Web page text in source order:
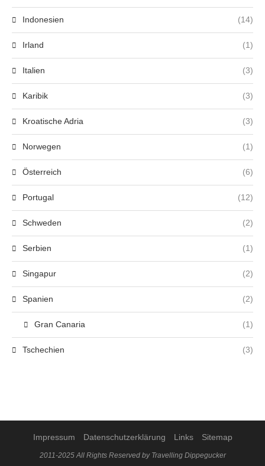
Indonesien (14)
Irland (1)
Italien (3)
Karibik (3)
Kroatische Adria (3)
Norwegen (1)
Österreich (6)
Portugal (12)
Schweden (2)
Serbien (1)
Singapur (2)
Spanien (2)
Gran Canaria (1)
Tschechien (3)
Impressum Datenschutzerklärung Links Sitemap
2011-2025 All Rights Reserved by Travelling Dippegucker